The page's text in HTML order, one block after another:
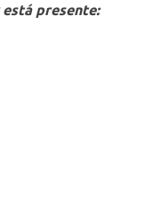
está presente: